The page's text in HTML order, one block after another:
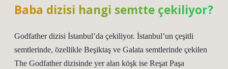
Baba dizisi hangi semtte çekiliyor?
Godfather dizisi İstanbul’da çekiliyor. İstanbul’un çeşitli
semtlerinde, özellikle Beşiktaş ve Galata semtlerinde çekilen
The Godfather dizisinde yer alan köşk ise Reşat Paşa